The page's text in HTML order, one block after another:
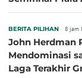
BERITA PILIHAN 8 jam
John Herdman
Mendominasi
Laga Terakhir